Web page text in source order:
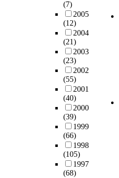
(7)
2005
(12)
2004
(21)
2003
(23)
2002
(55)
2001
(40)
2000
(39)
1999
(66)
1998
(105)
1997
(68)